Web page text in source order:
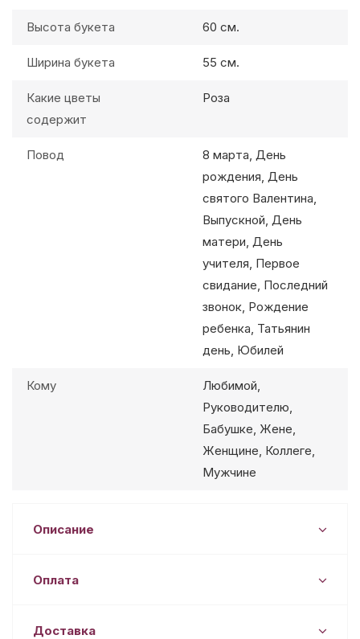
Высота букета 60 см.
Ширина букета 55 см.
Какие цветы
содержит
Роза
Повод
8 марта, День
рождения, День
святого Валентина,
Выпускной, День
матери, День
учителя, Первое
свидание, Последний
звонок, Рождение
ребенка, Татьянин
день, Юбилей
Кому
Любимой,
Руководителю,
Бабушке, Жене,
Женщине, Коллеге,
Мужчине
Описание
Оплата
Доставка